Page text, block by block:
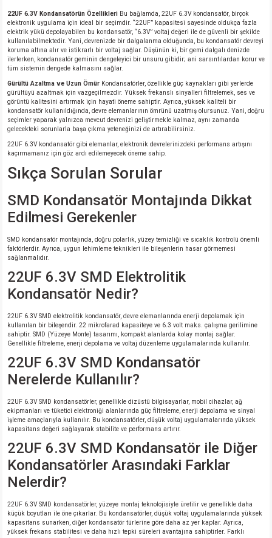
22UF 6.3V Kondansatörün Özellikleri Bu bağlamda, 22UF 6.3V kondansatör, birçok
elektronik uygulama için ideal bir seçimdir. “22UF” kapasitesi sayesinde oldukça fazla
elektrik yükü depolayabilen bu kondansatör, “6.3V” voltaj değeri ile de güvenli bir şekilde
kullanılabilmektedir. Yani, devrenizde bir dalgalanma olduğunda, bu kondansatör devreyi
koruma altına alır ve istikrarlı bir voltaj sağlar. Düşünün ki, bir gemi dalgalı denizde
ilerlerken, kondansatör geminin dengeleyici bir unsuru gibidir; ani sarsıntılardan korur ve
tüm sistemin dengede kalmasını sağlar.
Gürültü Azaltma ve Uzun Ömür Kondansatörler, özellikle güç kaynakları gibi yerlerde
gürültüyü azaltmak için vazgeçilmezdir. Yüksek frekanslı sinyalleri filtrelemek, ses ve
görüntü kalitesini artırmak için hayati öneme sahiptir. Ayrıca, yüksek kaliteli bir
kondansatör kullanıldığında, devre elemanlarının ömrünü uzatmış olursunuz. Yani, doğru
seçimler yaparak yalnızca mevcut devrenizi geliştirmekle kalmaz, aynı zamanda
gelecekteki sorunlarla başa çıkma yeteneğinizi de artırabilirsiniz.
22UF 6.3V kondansatör gibi elemanlar, elektronik devrelerinizdeki performans artışını
kaçırmamanız için göz ardı edilemeyecek öneme sahip.
Sıkça Sorulan Sorular
SMD Kondansatör Montajında Dikkat
Edilmesi Gerekenler
SMD kondansatör montajında, doğru polarlık, yüzey temizliği ve sıcaklık kontrolü önemli
faktörlerdir. Ayrıca, uygun lehimleme teknikleri ile bileşenlerin hasar görmemesi
sağlanmalıdır.
22UF 6.3V SMD Elektrolitik
Kondansatör Nedir?
22UF 6.3V SMD elektrolitik kondansatör, devre elemanlarında enerji depolamak için
kullanılan bir bileşendir. 22 mikrofarad kapasiteye ve 6.3 volt maks. çalışma gerilimine
sahiptir. SMD (Yüzeye Monte) tasarımı, kompakt alanlarda kolay montaj sağlar.
Genellikle filtreleme, enerji depolama ve voltaj düzenleme uygulamalarında kullanılır.
22UF 6.3V SMD Kondansatör
Nerelerde Kullanılır?
22UF 6.3V SMD kondansatörler, genellikle dizüstü bilgisayarlar, mobil cihazlar, ağ
ekipmanları ve tüketici elektroniği alanlarında güç filtreleme, enerji depolama ve sinyal
işleme amaçlarıyla kullanılır. Bu kondansatörler, düşük voltaj uygulamalarında yüksek
kapasitans değeri sağlayarak stabilite ve performans artırır.
22UF 6.3V SMD Kondansatör ile Diğer
Kondansatörler Arasındaki Farklar
Nelerdir?
22UF 6.3V SMD kondansatörler, yüzeye montaj teknolojisiyle üretilir ve genellikle daha
küçük boyutları ile öne çıkarlar. Bu kondansatörler, düşük voltaj uygulamalarında yüksek
kapasitans sunarken, diğer kondansatör türlerine göre daha az yer kaplar. Ayrıca,
yüksek frekans stabilitesi ve daha hızlı tepki süreleri avantajına sahiptirler. Farklı